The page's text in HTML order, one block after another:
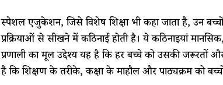
स्पेशल एजुकेशन, जिसे विशेष शिक्षा भी कहा जाता है, उन
प्रक्रियाओं से सीखने में कठिनाई होती है। ये कठिनाइयां
प्रणाली का मूल उद्देश्य यह है कि हर बच्चे को​ ​उसकी जरूरतों
है कि शिक्षण के तरीके, कक्षा के माहौल और पाठ्यक्रम को